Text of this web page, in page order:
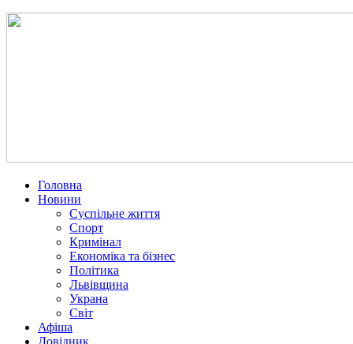
Головна
Новини
Суспільне життя
Спорт
Кримінал
Економіка та бізнес
Політика
Львівщина
Украна
Світ
Афіша
Довідник